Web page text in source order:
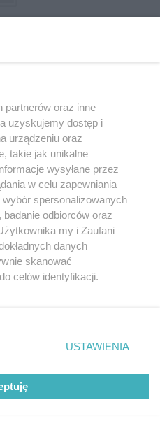
nie może być powielany i
w jakikolwiek sposób (w
na jakimkolwiek polu
z umieszczaniem w
praw. Jakiekolwiek użycie lub
w części z naruszeniem prawa,
pod groźbą kary i może być
ZPR Media
partnerów oraz inne
uzyskujemy dostęp i
urządzeniu oraz
takie jak unikalne
wysyłane przez
w celu zapewniania
spersonalizowanych
odbiorców oraz
my i Zaufani
danych
skanować
celów identyfikacji.
ustawień prywatności
rogu strony
nie wymagają zgody
sprzeciwić się takiemu
miały zastosowanie tylko
USTAWIENIA